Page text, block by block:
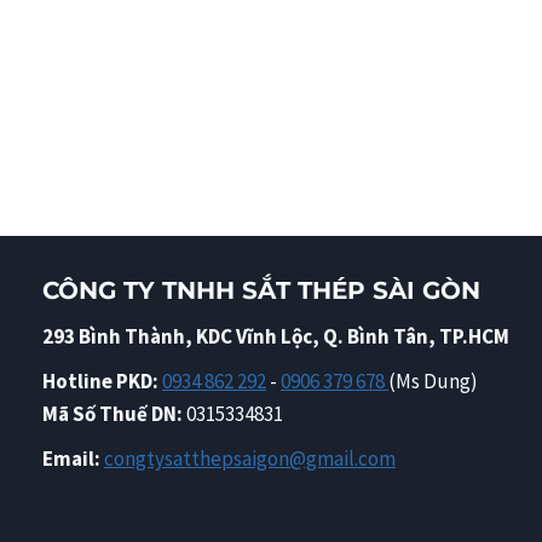
CÔNG TY TNHH SẮT THÉP SÀI GÒN
293 Bình Thành, KDC Vĩnh Lộc, Q. Bình Tân, TP.HCM
Hotline PKD:0934 862 292-0906 379 678(Ms Dung)
Mã Số Thuế DN:0315334831
Email:congtysatthepsaigon@gmail.com